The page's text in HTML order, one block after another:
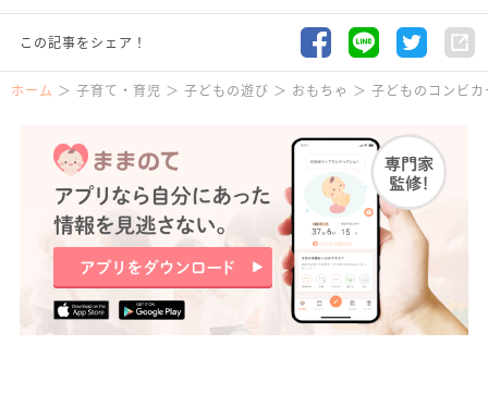
この記事をシェア！
ホーム 子育て・育児 子どもの遊び おもちゃ 子どものコンビ